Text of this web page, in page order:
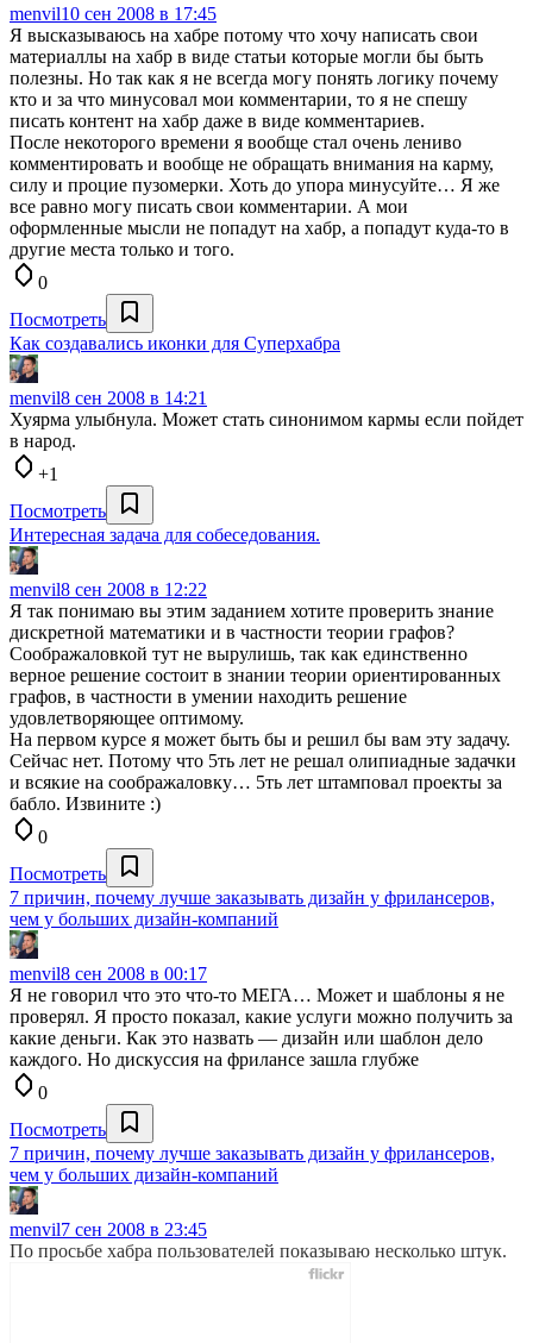
menvil10 сен 2008 в 17:45
Я высказываюсь на хабре потому что хочу написать свои
материаллы на хабр в виде статьи которые могли бы быть
полезны. Но так как я не всегда могу понять логику почему
кто и за что минусовал мои комментарии, то я не спешу
писать контент на хабр даже в виде комментариев.
После некоторого времени я вообще стал очень лениво
комментировать и вообще не обращать внимания на карму,
силу и процие пузомерки. Хоть до упора минусуйте… Я же
все равно могу писать свои комментарии. А мои
оформленные мысли не попадут на хабр, а попадут куда-то в
другие места только и того.
0
Посмотреть
Как создавались иконки для Суперхабра
menvil8 сен 2008 в 14:21
Хуярма улыбнула. Может стать синонимом кармы если пойдет
в народ.
+1
Посмотреть
Интересная задача для собеседования.
menvil8 сен 2008 в 12:22
Я так понимаю вы этим заданием хотите проверить знание
дискретной математики и в частности теории графов?
Соображаловкой тут не вырулишь, так как единственно
верное решение состоит в знании теории ориентированных
графов, в частности в умении находить решение
удовлетворяющее оптимому.
На первом курсе я может быть бы и решил бы вам эту задачу.
Сейчас нет. Потому что 5ть лет не решал олипиадные задачки
и всякие на соображаловку… 5ть лет штамповал проекты за
бабло. Извините :)
0
Посмотреть
7 причин, почему лучше заказывать дизайн у фрилансеров,
чем у больших дизайн-компаний
menvil8 сен 2008 в 00:17
Я не говорил что это что-то МЕГА… Может и шаблоны я не
проверял. Я просто показал, какие услуги можно получить за
какие деньги. Как это назвать — дизайн или шаблон дело
каждого. Но дискуссия на фрилансе зашла глубже
0
Посмотреть
7 причин, почему лучше заказывать дизайн у фрилансеров,
чем у больших дизайн-компаний
menvil7 сен 2008 в 23:45
По просьбе хабра пользователей показываю несколько штук.